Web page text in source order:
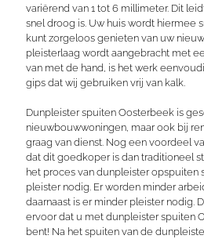
variërend van 1 tot 6 millimeter. Dit
snel droog is. Uw huis wordt hiermee
kunt zorgeloos genieten van uw
pleisterlaag wordt aangebracht met
van met de hand, is het werk
gips dat wij gebruiken vrij van kalk.
Dunpleister spuiten Oosterbeek is
nieuwbouwwoningen, maar ook bij
graag van dienst. Nog een voordeel
dat dit goedkoper is dan traditioneel
het proces van dunpleister opspuiten
pleister nodig. Er worden minder
daarnaast is er minder pleister nodig.
ervoor dat u met dunpleister spuiten
bent! Na het spuiten van de